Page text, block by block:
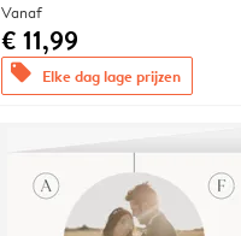
Vanaf
€ 11,99
offers Elke dag lage prijzen